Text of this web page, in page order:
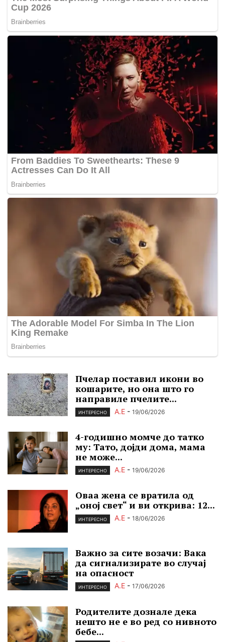
Пчелар поставил икони во
кошарите, но она што го
направиле пчелите...
ИНТЕРЕСНО А.Е - 19/06/2026
4-годишно момче до татко
му: Тато, дојди дома, мама
не може...
ИНТЕРЕСНО А.Е - 19/06/2026
Оваа жена се вратила од
„оној свет“ и ви открива: 12...
ИНТЕРЕСНО А.Е - 18/06/2026
Важно за сите возачи: Вака
да сигнализирате во случај
на опасност
ИНТЕРЕСНО А.Е - 17/06/2026
Родителите дознале дека
нешто не е во ред со нивното
бебе...